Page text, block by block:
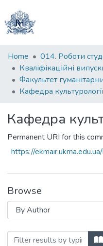
Communities
&
Collections
All of DSpace
Home
014. Роботи
Кафедра культурології
Кафедра
Permanent URI for this
https://
Browse
Browsing